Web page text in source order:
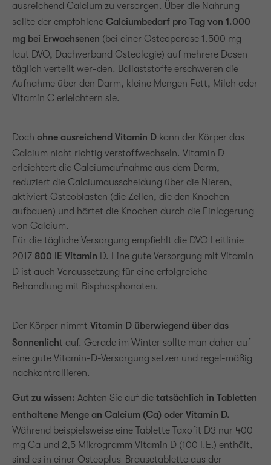
ausreichend Calcium zu versorgen. Über die Nahrung
sollte der empfohlene Calciumbedarf pro Tag von 1.000
mg bei Erwachsenen (bei einer Osteoporose 1.500 mg
laut DVO, Dachverband Osteologie) auf mehrere Dosen
täglich verteilt wer-den. Ballaststoffe erschweren die
Aufnahme über den Darm, kleine Mengen Fett, Milch oder
Vitamin C erleichtern sie.
Doch ohne ausreichend Vitamin D kann der Körper das
Calcium nicht richtig verstoffwechseln. Vitamin D
erleichtert die Calciumaufnahme aus dem Darm,
reduziert die Calciumausscheidung über die Nieren,
aktiviert Osteoblasten (die Zellen, die den Knochen
aufbauen) und härtet die Knochen durch die Einlagerung
von Calcium.
Für die tägliche Versorgung empfiehlt die DVO Leitlinie
2017 800 IE Vitamin D. Eine gute Versorgung mit Vitamin
D ist auch Voraussetzung für eine erfolgreiche
Behandlung mit Bisphosphonaten.
Der Körper nimmt Vitamin D überwiegend über das
Sonnenlicht auf. Gerade im Winter sollte man daher auf
eine gute Vitamin-D-Versorgung setzen und regel-mäßig
nachkontrollieren.
Gut zu wissen: Achten Sie auf die tatsächlich in Tabletten
enthaltene Menge an Calcium (Ca) oder Vitamin D.
Während beispielsweise eine Tablette Taxofit D3 nur 400
mg Ca und 2,5 Mikrogramm Vitamin D (100 I.E.) enthält,
sind es in einer Osteoplus-Brausetablette aus der